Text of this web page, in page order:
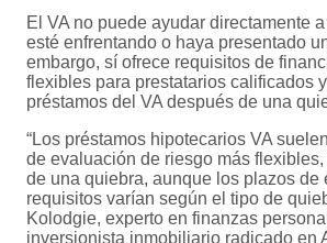
El VA no puede ayudar directamente
esté enfrentando o haya presentado
embargo, sí ofrece requisitos de
flexibles para prestatarios calificados
préstamos del VA después de una
“Los préstamos hipotecarios VA
de evaluación de riesgo más
de una quiebra, aunque los plazos de
requisitos varían según el tipo de
Kolodgie, experto en finanzas
inversionista inmobiliario radicado en